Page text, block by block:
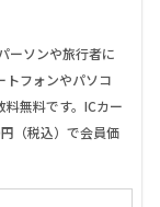
ーソンや旅行者に
トフォンやパソコ
無料です。ICカー
（税込）で会員価